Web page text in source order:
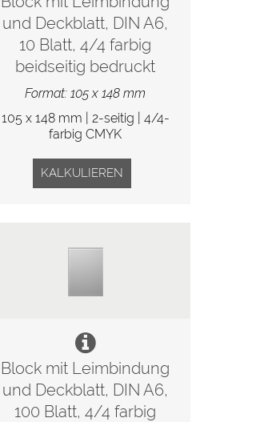
und Deckblatt, DIN A6,
10 Blatt, 4/4 farbig
beidseitig bedruckt
Format: 105 x 148 mm
105 x 148 mm | 2-seitig | 4/4-
farbig CMYK
KALKULIEREN
Block mit Leimbindung
und Deckblatt, DIN A6,
100 Blatt, 4/4 farbig